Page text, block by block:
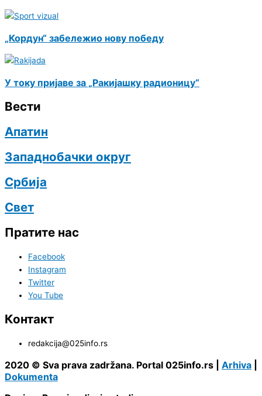
„Кордун“ забележио нову победу
У току пријаве за „Ракијашку радионицу“
Вести
Апатин
Западнобачки округ
Србија
Свет
Пратите нас
Facebook
Instagram
Twitter
You Tube
Контакт
redakcija@025info.rs
2020 © Sva prava zadržana. Portal 025info.rs | Arhiva
Dokumenta